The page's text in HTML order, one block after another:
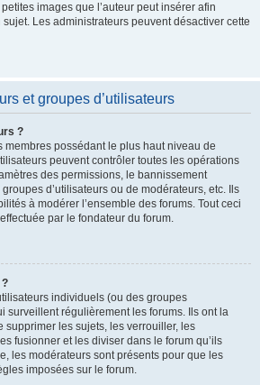
images que l’auteur peut insérer afin
Les administrateurs peuvent désactiver cette
et groupes d’utilisateurs
?
membres possédant le plus haut niveau de
peuvent contrôler toutes les opérations
des permissions, le bannissement
d’utilisateurs ou de modérateurs, etc. Ils
à modérer l’ensemble des forums. Tout ceci
par le fondateur du forum.
individuels (ou des groupes
surveillent régulièrement les forums. Ils ont la
supprimer les sujets, les verrouiller, les
fusionner et les diviser dans le forum qu’ils
les modérateurs sont présents pour que les
imposées sur le forum.